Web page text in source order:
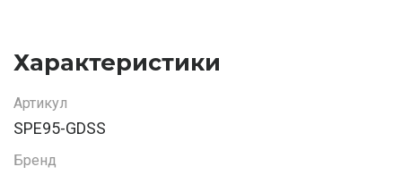
Характеристики
Артикул
SPE95-GDSS
Бренд